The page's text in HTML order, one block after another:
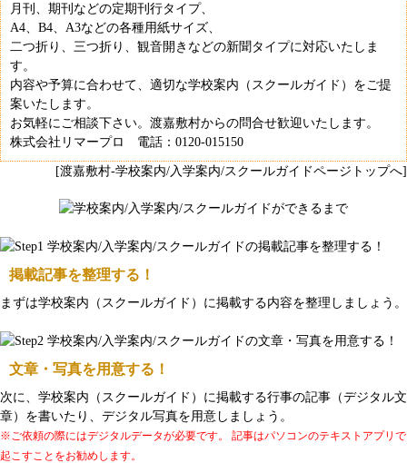
月刊、期刊などの定期刊行タイプ、
A4、B4、A3などの各種用紙サイズ、
二つ折り、三つ折り、観音開きなどの新聞タイプに対応いたしま
す。
内容や予算に合わせて、適切な学校案内（スクールガイド）をご提
案いたします。
お気軽にご相談下さい。渡嘉敷村からの問合せ歓迎いたします。
株式会社リマープロ 電話：0120-015150
[渡嘉敷村-学校案内/入学案内/スクールガイドページトップへ]
掲載記事を整理する！
まずは学校案内（スクールガイド）に掲載する内容を整理しましょう。
文章・写真を用意する！
次に、学校案内（スクールガイド）に掲載する行事の記事（デジタル文
章）を書いたり、デジタル写真を用意しましょう。
※ご依頼の際にはデジタルデータが必要です。 記事はパソコンのテキストアプリで
起こすことをお勧めします。